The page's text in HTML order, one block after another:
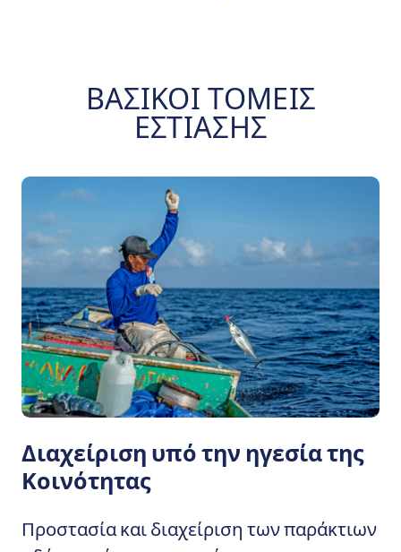
ΒΑΣΙΚΟΊ ΤΟΜΕΊΣ
ΕΣΤΊΑΣΗΣ
Διαχείριση υπό την ηγεσία της
Κοινότητας
Προστασία και διαχείριση των παράκτιων